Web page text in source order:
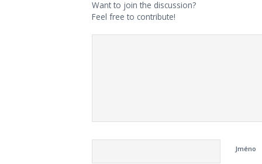
Want to join the discussion?
Feel free to contribute!
Jméno